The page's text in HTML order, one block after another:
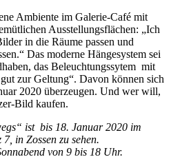
Ambiente im Galerie-Café mit
Ausstellungsflächen: „Ich
in die Räume passen und
Das moderne Hängesystem sei
das Beleuchtungssytem mit
zur Geltung“. Davon können sich
2020 überzeugen. Und wer will,
Bild kaufen.
ist bis 18. Januar 2020 im
in Zossen zu sehen.
von 9 bis 18 Uhr.